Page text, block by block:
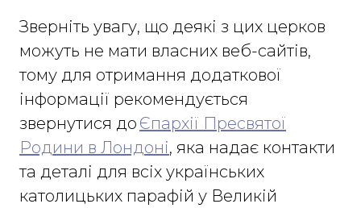
Зверніть увагу, що деякі з цих церков
можуть не мати власних веб-сайтів,
тому для отримання додаткової
інформації рекомендується
звернутися до Єпархії Пресвятої
Родини в Лондоні, яка надає контакти
та деталі для всіх українських
католицьких парафій у Великій